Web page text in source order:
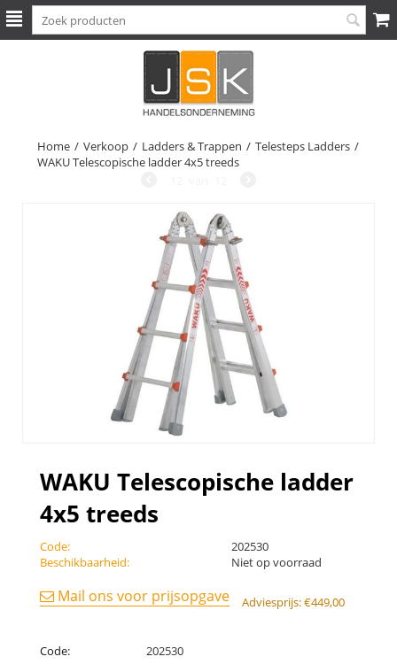
Home / Verkoop / Ladders & Trappen / Telesteps Ladders /
WAKU Telescopische ladder 4x5 treeds
WAKU Telescopische ladder
4x5 treeds
Code:
202530
Beschikbaarheid:
Niet op voorraad
Mail ons voor prijsopgave Adviesprijs:€449,00
Code: 202530